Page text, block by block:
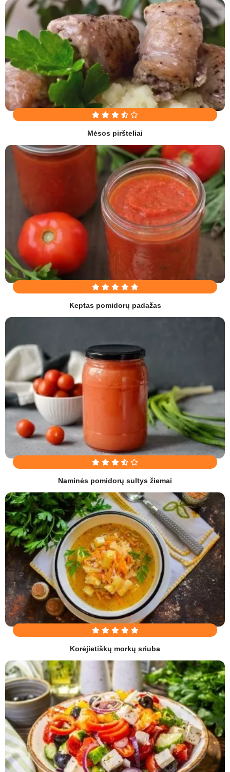
Mėsos piršteliai
Keptas pomidorų padažas
Naminės pomidorų sultys žiemai
Korėjietiškų morkų sriuba